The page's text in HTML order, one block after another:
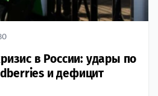
в России: удары по
и дефицит